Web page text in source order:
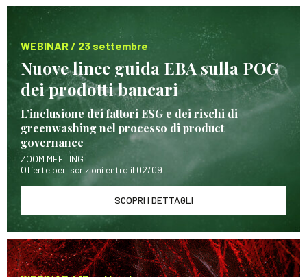
WEBINAR / 23 settembre
Nuove linee guida EBA sulla POG
dei prodotti bancari
L’inclusione dei fattori ESG e dei rischi di
greenwashing nel processo di product
governance
ZOOM MEETING
Offerte per iscrizioni entro il 02/09
SCOPRI I DETTAGLI